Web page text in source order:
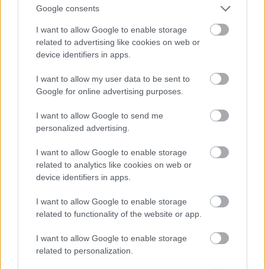
Google consents
I want to allow Google to enable storage
related to advertising like cookies on web or
device identifiers in apps.
I want to allow my user data to be sent to
Google for online advertising purposes.
I want to allow Google to send me
personalized advertising.
I want to allow Google to enable storage
related to analytics like cookies on web or
device identifiers in apps.
I want to allow Google to enable storage
related to functionality of the website or app.
I want to allow Google to enable storage
related to personalization.
De jelölték díjakra az Ex Machina c. film miatt is, és
Angelina Jolie után ő lett Lara Croft - nyilván
nemcsak azért, mert tehetséges, hanem azért is,
Fassbender felesége.
Fotó: Larry Busacca / Getty Images Hungary
Jön még kép!